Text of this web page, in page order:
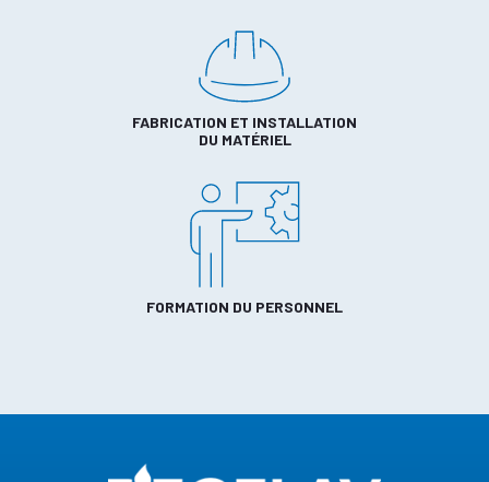
FABRICATION ET INSTALLATION
DU MATÉRIEL
FORMATION DU PERSONNEL